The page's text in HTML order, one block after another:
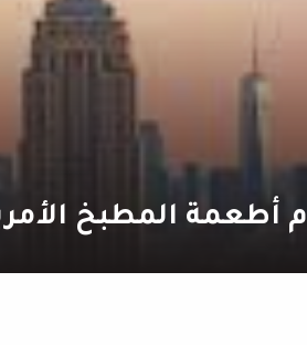
أطعمة المطبخ